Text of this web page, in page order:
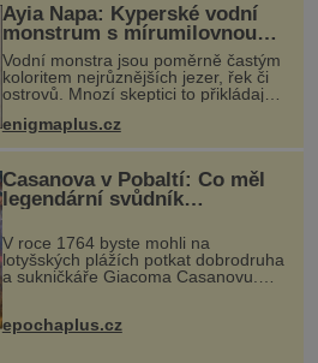
Ayia Napa: Kyperské vodní
monstrum s mírumilovnou
povahou
Vodní monstra jsou poměrně častým
koloritem nejrůznějších jezer, řek či
ostrovů. Mnozí skeptici to přikládají
přitáhnout k němu pozornost
záhadám nakloněných turi
enigmaplus.cz
Casanova v Pobaltí: Co měl
legendární svůdník
společného se svobodnými
zednáři?
V roce 1764 byste mohli na
lotyšských plážích potkat dobrodruha
a sukničkáře Giacoma Casanovu.
Jeho cesta k Baltskému moři však
pracovní cestou se zištnými úmysly.
epochaplus.cz